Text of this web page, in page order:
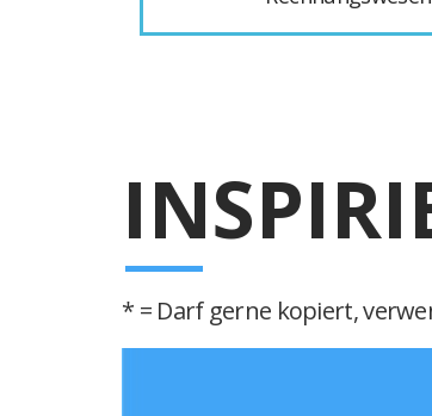
* = Darf gerne kopiert,